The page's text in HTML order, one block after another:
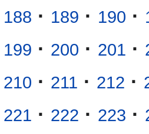
188 · 189 · 190 ·
199 · 200 · 201 ·
210 · 211 · 212 ·
221 · 222 · 223 ·